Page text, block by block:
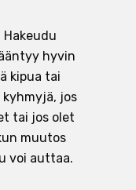
hyvin
kipua tai
jos
tai jos olet
muutos
voi auttaa.